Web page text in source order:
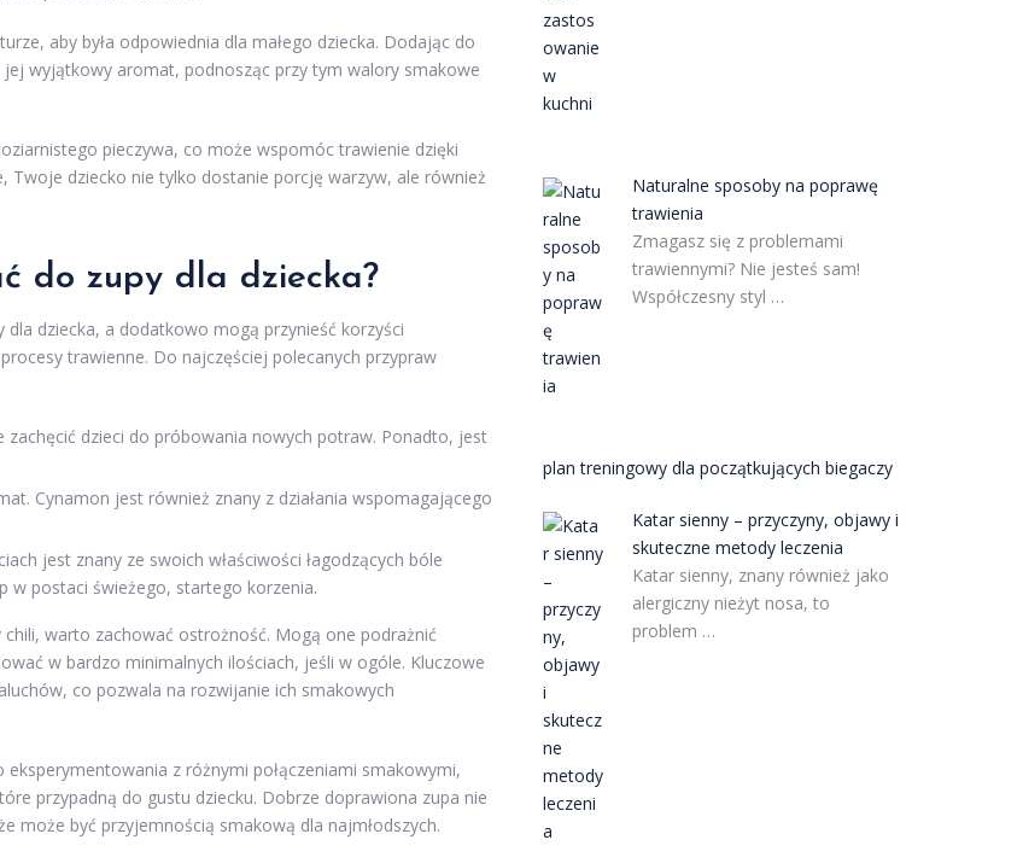
aby była odpowiednia dla małego dziecka. Dodając do
jej wyjątkowy aromat, podnosząc przy tym walory smakowe
pieczywa, co może wspomóc trawienie dzięki
Twoje dziecko nie tylko dostanie porcję warzyw, ale również
do zupy dla dziecka?
dziecka, a dodatkowo mogą przynieść korzyści
trawienne. Do najczęściej polecanych przypraw
dzieci do próbowania nowych potraw. Ponadto, jest
Cynamon jest również znany z działania wspomagającego
jest znany ze swoich właściwości łagodzących bóle
w postaci świeżego, startego korzenia.
chili, warto zachować ostrożność. Mogą one podrażnić
w bardzo minimalnych ilościach, jeśli w ogóle. Kluczowe
co pozwala na rozwijanie ich smakowych
z różnymi połączeniami smakowymi,
przypadną do gustu dziecku. Dobrze doprawiona zupa nie
może być przyjemnością smakową dla najmłodszych.
Naturalne sposoby na poprawę
trawienia
Zmagasz się z problemami
trawiennymi? Nie jesteś sam!
Współczesny styl …
plan treningowy dla początkujących biegaczy
Katar sienny – przyczyny, objawy i
skuteczne metody leczenia
Katar sienny, znany również jako
alergiczny nieżyt nosa, to
problem …